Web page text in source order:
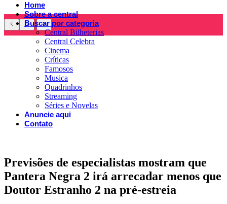
Home
Sobre a central
Buscar por categoria
Central Bilheterias
Central Celebra
Cinema
Críticas
Famosos
Musica
Quadrinhos
Streaming
Séries e Novelas
Anuncie aqui
Contato
Previsões de especialistas mostram que
Pantera Negra 2 irá arrecadar menos que
Doutor Estranho 2 na pré-estreia